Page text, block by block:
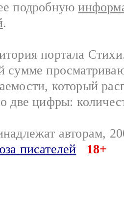
подробную
.
портала
сумме
который
две цифры:
авторам,
писателей
18+